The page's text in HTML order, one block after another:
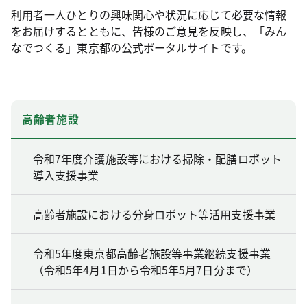
利用者一人ひとりの興味関心や状況に応じて必要な情報
をお届けするとともに、皆様のご意見を反映し、「みん
なでつくる」東京都の公式ポータルサイトです。
高齢者施設
令和7年度介護施設等における掃除・配膳ロボット
導入支援事業
高齢者施設における分身ロボット等活用支援事業
令和5年度東京都高齢者施設等事業継続支援事業
（令和5年4月1日から令和5年5月7日分まで）